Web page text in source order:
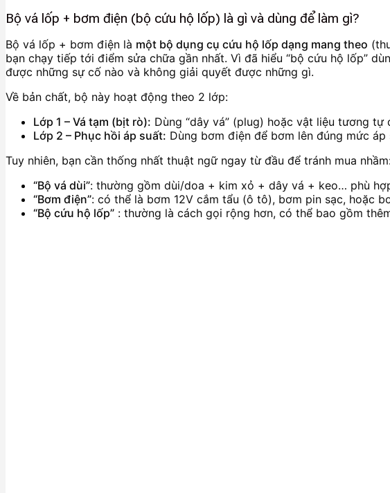
Bộ vá lốp + bơm điện (bộ cứu hộ lốp) là gì và dùng để làm gì?
Bộ vá lốp + bơm điện là một bộ dụng cụ cứu hộ lốp dạng mang theo
bạn chạy tiếp tới điểm sửa chữa gần nhất. Vì đã hiểu “bộ cứu hộ lốp”
được những sự cố nào và không giải quyết được những gì.
Về bản chất, bộ này hoạt động theo 2 lớp:
Lớp 1 – Vá tạm (bịt rò): Dùng “dây vá” (plug) hoặc vật liệu tương
Lớp 2 – Phục hồi áp suất: Dùng bơm điện để bơm lên đúng mức
Tuy nhiên, bạn cần thống nhất thuật ngữ ngay từ đầu để tránh mua
“Bộ vá dùi”: thường gồm dùi/doa + kim xỏ + dây vá + keo… phù
“Bơm điện”: có thể là bơm 12V cắm tẩu (ô tô), bơm pin sạc, hoặc
“Bộ cứu hộ lốp” : thường là cách gọi rộng hơn, có thể bao gồm